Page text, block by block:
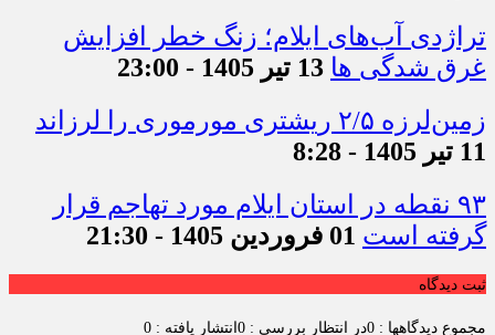
تراژدی آب‌های ایلام؛ زنگ خطر افزایش
غرق شدگی ها 13 تیر 1405 - 23:00
زمین‌لرزه ۲/۵ ریشتری مورموری را لرزاند
11 تیر 1405 - 8:28
۹۳ نقطه در استان ایلام مورد تهاجم قرار
گرفته است 01 فروردین 1405 - 21:30
ثبت دیدگاه
مجموع دیدگاهها : 0 در انتظار بررسی : 0 انتشار یافته : 0